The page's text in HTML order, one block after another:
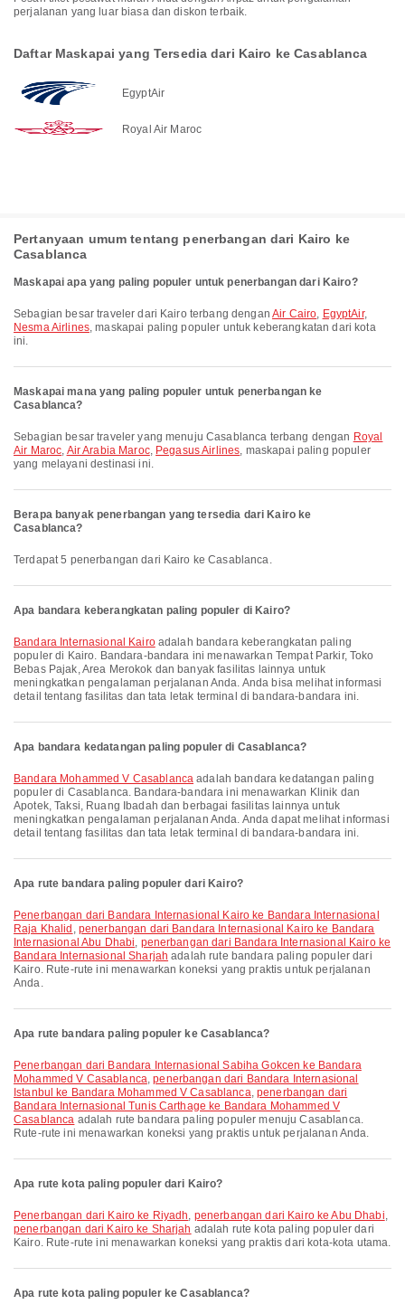
perjalanan yang luar biasa dan diskon terbaik.
Daftar Maskapai yang Tersedia dari Kairo ke Casablanca
EgyptAir
Royal Air Maroc
Pertanyaan umum tentang penerbangan dari Kairo ke
Casablanca
Maskapai apa yang paling populer untuk penerbangan dari Kairo?
Sebagian besar traveler dari Kairo terbang denganAir Cairo, EgyptAir,
Nesma Airlines, maskapai paling populer untuk keberangkatan dari kota
ini.
Maskapai mana yang paling populer untuk penerbangan ke
Casablanca?
Sebagian besar traveler yang menuju Casablanca terbang dengan Royal
Air Maroc, Air Arabia Maroc, Pegasus Airlines, maskapai paling populer
yang melayani destinasi ini.
Berapa banyak penerbangan yang tersedia dari Kairo ke
Casablanca?
Terdapat 5 penerbangan dari Kairo ke Casablanca.
Apa bandara keberangkatan paling populer di Kairo?
Bandara Internasional Kairoadalah bandara keberangkatan paling
populer di Kairo. Bandara-bandara ini menawarkan Tempat Parkir, Toko
Bebas Pajak, Area Merokok dan banyak fasilitas lainnya untuk
meningkatkan pengalaman perjalanan Anda. Anda bisa melihat informasi
detail tentang fasilitas dan tata letak terminal di bandara-bandara ini.
Apa bandara kedatangan paling populer di Casablanca?
Bandara Mohammed V Casablanca adalah bandara kedatangan paling
populer di Casablanca. Bandara-bandara ini menawarkan Klinik dan
Apotek, Taksi, Ruang Ibadah dan berbagai fasilitas lainnya untuk
meningkatkan pengalaman perjalanan Anda. Anda dapat melihat informasi
detail tentang fasilitas dan tata letak terminal di bandara-bandara ini.
Apa rute bandara paling populer dari Kairo?
penerbangan dari Bandara Internasional Kairo ke Bandara Internasional
Raja Khalid , penerbangan dari Bandara Internasional Kairo ke Bandara
Internasional Abu Dhabi, penerbangan dari Bandara Internasional Kairo ke
Bandara Internasional Sharjah adalah rute bandara paling populer dari
Kairo. Rute-rute ini menawarkan koneksi yang praktis untuk perjalanan
Anda.
Apa rute bandara paling populer ke Casablanca?
penerbangan dari Bandara Internasional Sabiha Gokcen ke Bandara
Mohammed V Casablanca,penerbangan dari Bandara Internasional
Istanbul ke Bandara Mohammed V Casablanca,penerbangan dari
Bandara Internasional Tunis Carthage ke Bandara Mohammed V
Casablanca adalah rute bandara paling populer menuju Casablanca.
Rute-rute ini menawarkan koneksi yang praktis untuk perjalanan Anda.
Apa rute kota paling populer dari Kairo?
penerbangan dari Kairo ke Riyadh, penerbangan dari Kairo ke Abu Dhabi,
penerbangan dari Kairo ke Sharjah adalah rute kota paling populer dari
Kairo. Rute-rute ini menawarkan koneksi yang praktis dari kota-kota utama.
Apa rute kota paling populer ke Casablanca?